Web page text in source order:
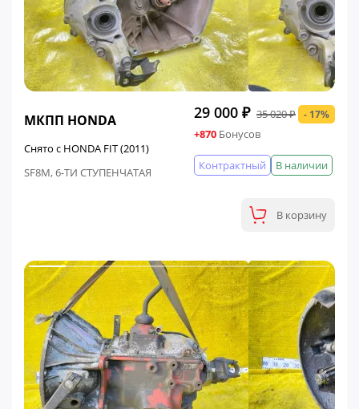
МКПП HONDA
Снято с HONDA FIT (2011)
SF8M, 6-ТИ СТУПЕНЧАТАЯ
29 000 ₽ 35 020 ₽ - 17%
+870 Бонусов
В наличии
Контрактный
В корзину